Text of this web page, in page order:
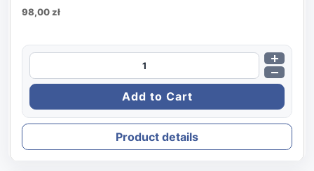
98,00 zł
Product details